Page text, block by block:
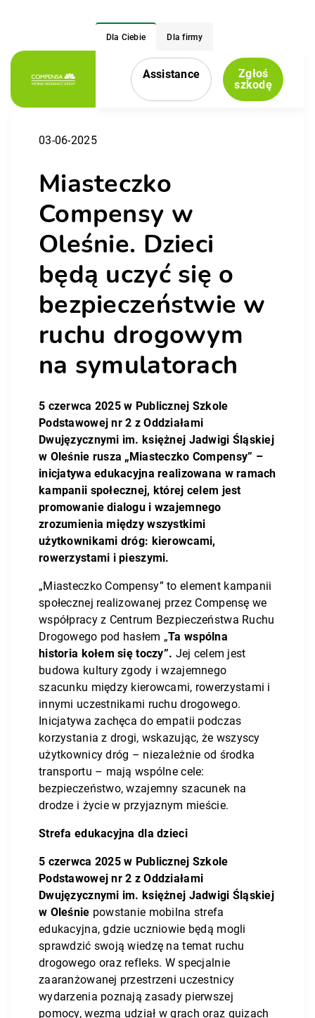
Dla Ciebie Dla firmy
Menu nawigacyjne
Assistance
Zgłoś
szkodę
03-06-2025
Miasteczko
Compensy w
Oleśnie. Dzieci
będą uczyć się o
bezpieczeństwie w
ruchu drogowym
na symulatorach
5 czerwca 2025 w Publicznej Szkole
Podstawowej nr 2 z Oddziałami
Dwujęzycznymi im. księżnej Jadwigi Śląskiej
w Oleśnie rusza „Miasteczko Compensy” –
inicjatywa edukacyjna realizowana w ramach
kampanii społecznej, której celem jest
promowanie dialogu i wzajemnego
zrozumienia między wszystkimi
użytkownikami dróg: kierowcami,
rowerzystami i pieszymi.
„Miasteczko Compensy” to element kampanii
społecznej realizowanej przez Compensę we
współpracy z Centrum Bezpieczeństwa Ruchu
Drogowego pod hasłem „Ta wspólna
historia kołem się toczy”. Jej celem jest
budowa kultury zgody i wzajemnego
szacunku między kierowcami, rowerzystami i
innymi uczestnikami ruchu drogowego.
Inicjatywa zachęca do empatii podczas
korzystania z drogi, wskazując, że wszyscy
użytkownicy dróg – niezależnie od środka
transportu – mają wspólne cele:
bezpieczeństwo, wzajemny szacunek na
drodze i życie w przyjaznym mieście.
Strefa edukacyjna dla dzieci
5 czerwca 2025 w Publicznej Szkole
Podstawowej nr 2 z Oddziałami
Dwujęzycznymi im. księżnej Jadwigi Śląskiej
w Oleśnie powstanie mobilna strefa
edukacyjna, gdzie uczniowie będą mogli
sprawdzić swoją wiedzę na temat ruchu
drogowego oraz refleks. W specjalnie
zaaranżowanej przestrzeni uczestnicy
wydarzenia poznają zasady pierwszej
pomocy, wezmą udział w grach oraz quizach